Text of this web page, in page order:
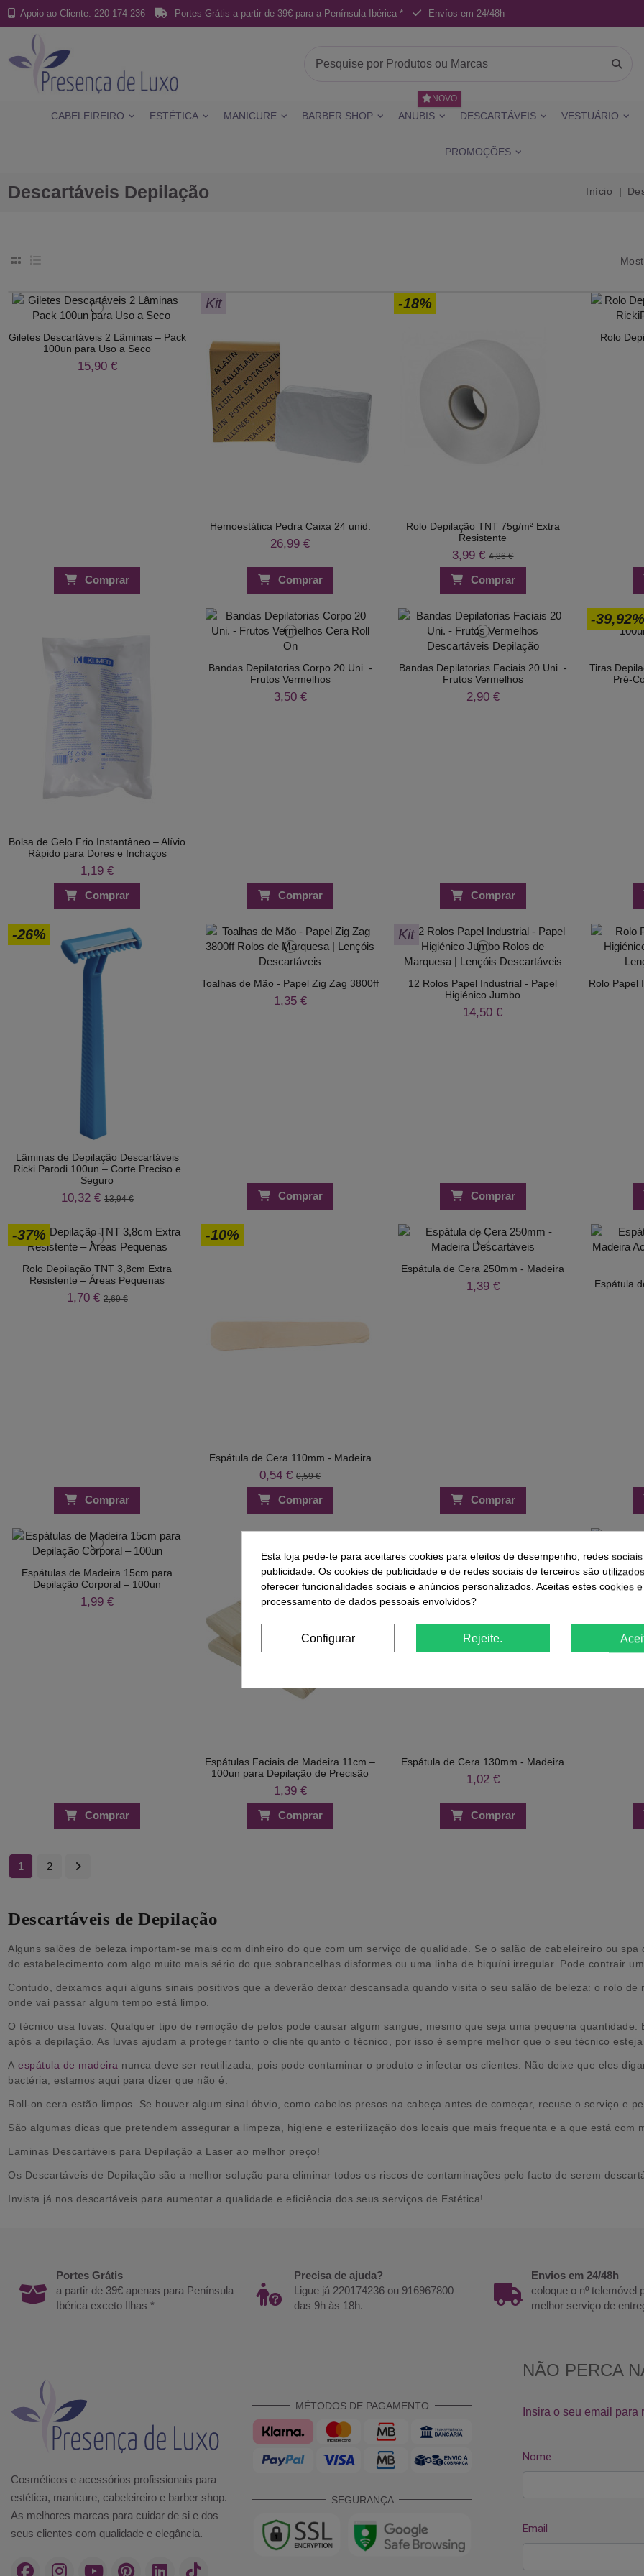
Apoio ao Cliente: 220 174 236 Portes Grátis a partir de 39€ para a Península Ibérica * Envíos em 24/48h
CABELEIREIRO ESTÉTICA MANICURE BARBER SHOP ANUBIS
NOVO
DESCARTÁVEIS VESTUÁRIO
PROMOÇÕES
Descartáveis Depilação Início
Giletes Descartáveis 2 Lâminas – Pack
100un para Uso a Seco
15,90 €
Comprar
Kit
Hemoestática Pedra Caixa 24 unid.
26,99 €
Comprar
-18%
Rolo Depilação TNT 75g/m² Extra
Resistente
3,99 €4,86 €
Comprar
Rolo
Bolsa de Gelo Frio Instantâneo – Alívio
Rápido para Dores e Inchaços
1,19 €
Comprar
Bandas Depilatorias Corpo 20 Uni. -
Frutos Vermelhos
3,50 €
Comprar
Bandas Depilatorias Faciais 20 Uni. -
Frutos Vermelhos
2,90 €
Comprar
-39,92%
Tiras
Pré-
-26%
Lâminas de Depilação Descartáveis
Ricki Parodi 100un – Corte Preciso e
Seguro
10,32 € 13,94 €
Toalhas de Mão - Papel Zig Zag 3800ff
1,35 €
Comprar
Kit
12 Rolos Papel Industrial - Papel
Higiénico Jumbo
14,50 €
Comprar
Rolo Papel
-37%
Rolo Depilação TNT 3,8cm Extra
Resistente – Áreas Pequenas
1,70 € 2,69 €
Comprar
-10%
Espátula de Cera 110mm - Madeira
0,54 €0,59 €
Comprar
Espátula de Cera 250mm - Madeira
1,39 €
Comprar
Espátula
Espátulas de Madeira 15cm para
Depilação Corporal – 100un
1,99 €
Comprar
Espátulas Faciais de Madeira 11cm –
100un para Depilação de Precisão
1,39 €
Comprar
Espátula de Cera 130mm - Madeira
1,02 €
Comprar
Linha de
Algodão
1 2
Descartáveis de Depilação
Alguns salões de beleza importam-se mais com dinheiro do que com um serviço de qualidade. Se o salão de cabeleireiro ou
do estabelecimento com algo muito mais sério do que sobrancelhas disformes ou uma linha de biquíni irregular. Pode contrair
Contudo, deixamos aqui alguns sinais positivos que a deverão deixar descansada quando visita o seu salão de beleza: o rolo
onde vai passar algum tempo está limpo.
O técnico usa luvas. Qualquer tipo de remoção de pelos pode causar algum sangue, mesmo que seja uma pequena
após a depilação. As luvas ajudam a proteger tanto o cliente quanto o técnico, por isso é sempre melhor que o seu técnico esteja
Aespátula de madeira nunca deve ser reutilizada, pois pode contaminar o produto e infectar os clientes. Não deixe que eles
bactéria; estamos aqui para dizer que não é.
Roll-on cera estão limpos. Se houver algum sinal óbvio, como cabelos presos na cabeça antes de começar, recuse o serviço e
São algumas dicas que pretendem assegurar a limpeza, higiene e esterilização dos locais que mais frequenta e a que está com
Laminas Descartáveis para Depilação a Laser ao melhor preço!
Os Descartáveis de Depilação são a melhor solução para eliminar todos os riscos de contaminações pelo facto de serem
Invista já nos descartáveis para aumentar a qualidade e eficiência dos seus serviços de Estética!
Portes Grátis
a partir de 39€ apenas para Península
Ibérica exceto Ilhas *
Precisa de ajuda?
Ligue já 220174236 ou 916967800
das 9h às 18h.
Envios em 24/48h
coloque o nº telemóvel
melhor serviço de
Cosméticos e acessórios profissionais para
estética, manicure, cabeleireiro e barber shop.
As melhores marcas para cuidar de si e dos
seus clientes com qualidade e elegância.
MÉTODOS DE PAGAMENTO
SEGURANÇA
Esta loja pede-te para aceitares cookies para efeitos de desempenho, redes sociais
publicidade. Os cookies de publicidade e de redes sociais de terceiros são
oferecer funcionalidades sociais e anúncios personalizados. Aceitas estes cookies
processamento de dados pessoais envolvidos?
Configurar Rejeite.